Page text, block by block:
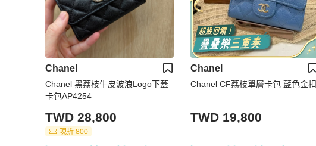
Chanel
Chanel 黑荔枝牛皮波浪Logo下蓋
卡包AP4254
TWD 28,800
現折 800
Chanel
Chanel CF荔枝單層卡包 藍色金扣
TWD 19,800